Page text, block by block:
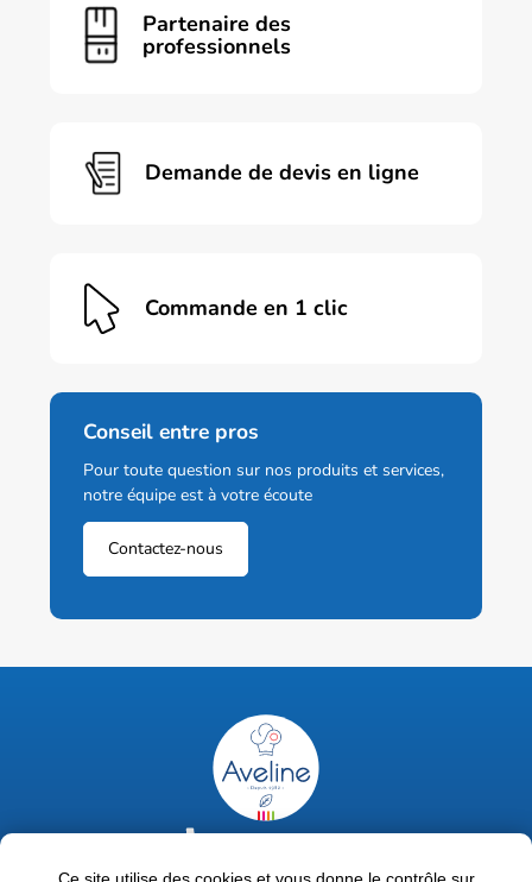
Partenaire des
professionnels
Demande de devis en ligne
Commande en 1 clic
Conseil entre pros
Pour toute question sur nos produits et services,
notre équipe est à votre écoute
Contactez-nous
02 47 63 18 92